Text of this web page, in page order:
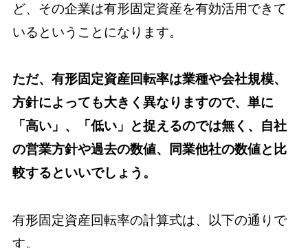
ど、その企業は有形固定資産を有効活用できて
いるということになります。
ただ、有形固定資産回転率は業種や会社規模、
方針によっても大きく異なりますので、単に
「高い」、「低い」と捉えるのでは無く、自社
の営業方針や過去の数値、同業他社の数値と比
較するといいでしょう。
有形固定資産回転率の計算式は、以下の通りで
す。